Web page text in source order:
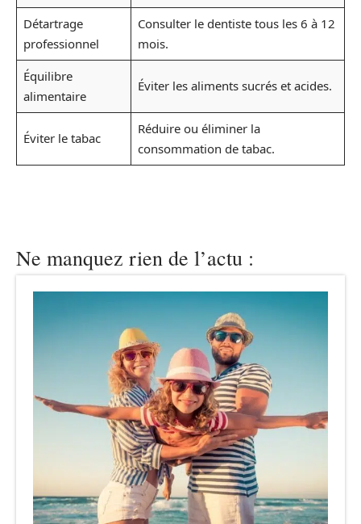
Détartrage
professionnel
Consulter le dentiste tous les 6 à 12
mois.
Équilibre
alimentaire
Éviter les aliments sucrés et acides.
Éviter le tabac
Réduire ou éliminer la
consommation de tabac.
Ne manquez rien de l’actu :